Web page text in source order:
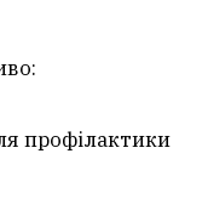
профілактики